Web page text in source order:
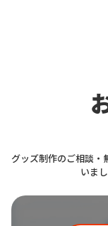
グッズ制作のご相談・
いま